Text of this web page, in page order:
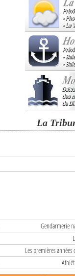
La
Gendarmerie
Les premières